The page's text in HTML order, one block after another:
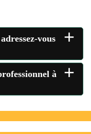
vous
+
à
+